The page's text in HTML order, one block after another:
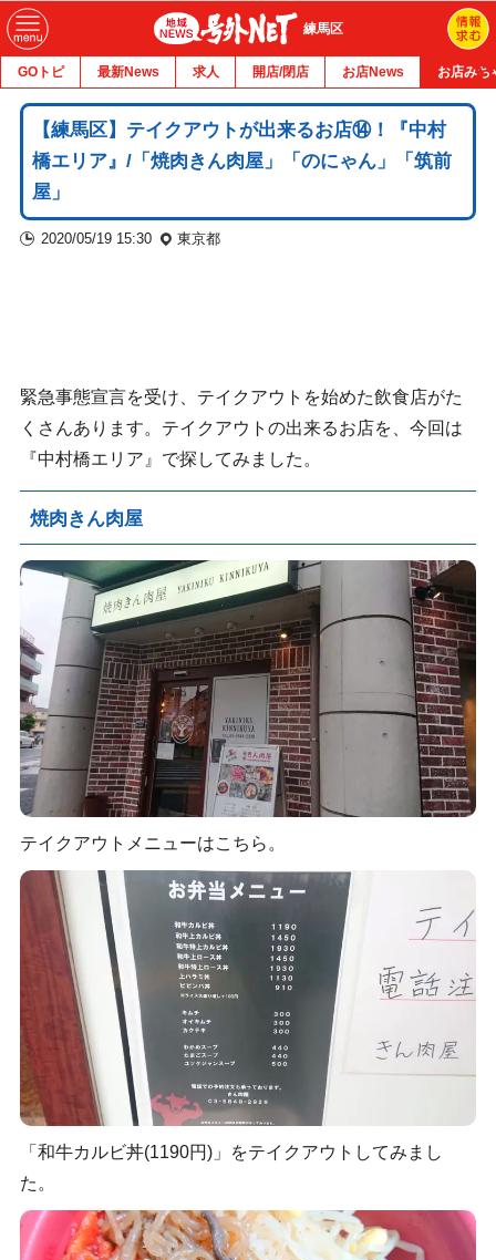
練馬区
GOトピ 最新News 求人 開店/閉店 お店News お店みち
【練馬区】テイクアウトが出来るお店⑭！『中村
橋エリア』/「焼肉きん肉屋」「のにゃん」「筑前
屋」
2020/05/19 15:30 東京都
緊急事態宣言を受け、テイクアウトを始めた飲食店がた
くさんあります。テイクアウトの出来るお店を、今回は
『中村橋エリア』で探してみました。
焼肉きん肉屋
テイクアウトメニューはこちら。
「和牛カルビ丼(1190円)」をテイクアウトしてみまし
た。